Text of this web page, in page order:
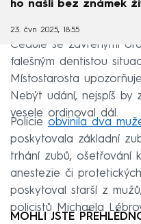
ho našli bez známek
23. čvn 2025, 18:55
Cedule se zavřenými
falešným dentistou
Místostarosta
Nebýt udání, nejspíš by
vesele ordinoval dál.
Policie obvinila dva
poskytovala základní
trhání zubů, ošetřování
anestezie či
poskytoval starší z
policistů Michaela
MOHLI JSTE